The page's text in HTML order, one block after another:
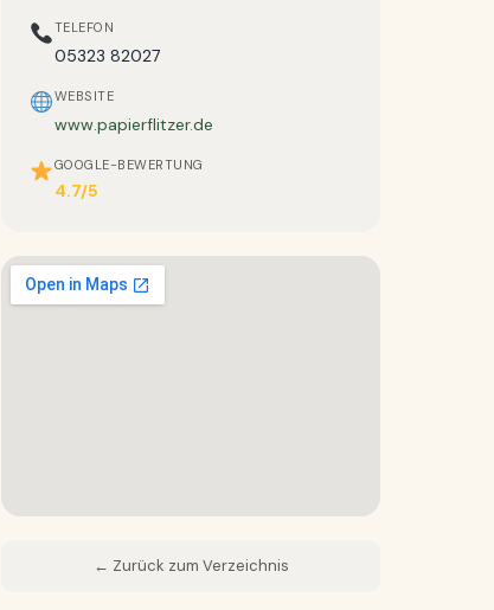
TELEFON
05323 82027
WEBSITE
www.papierflitzer.de
GOOGLE-BEWERTUNG
4.7/5
← Zurück zum Verzeichnis